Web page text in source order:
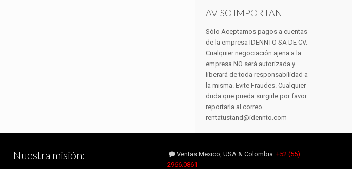
AVISO IMPORTANTE
Sólo Aceptamos pagos a cuentas
de la empresa IDENNTO SA DE CV.
Cualquier negociación ajena a la
empresa NO será autorizada y
liberará de toda responsabilidad a
la misma. Evite Fraudes. Cualquier
duda que pueda surgirle por favor
reportarla al correo
rentatustand@idennto.com
Nuestra misión: Ventas Mexico, USA & Colombia:+52 (55)
2966.0861